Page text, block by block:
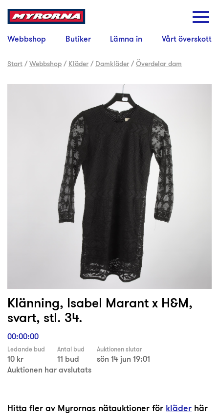
Webbshop Butiker Lämna in Vårt överskott
Start /Webbshop / Kläder / Damkläder /Överdelar dam
Klänning, Isabel Marant x H&M,
svart, stl. 34.
00:00:00
Ledande bud
10 kr
Antal bud
11 bud
Auktionen slutar
sön 14 jun 19:01
Auktionen har avslutats
Hitta fler av Myrornas nätauktioner för kläder här